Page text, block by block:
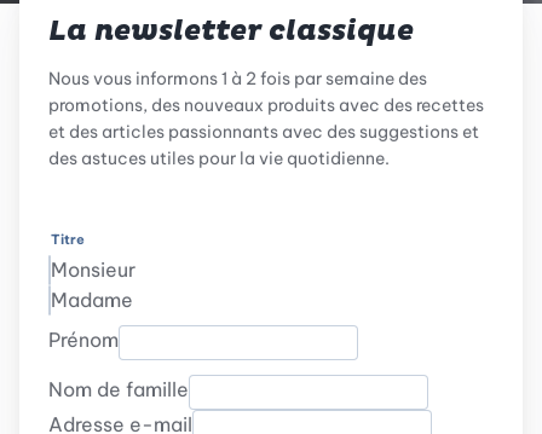
La newsletter classique
Nous vous informons 1 à 2 fois par semaine des
promotions, des nouveaux produits avec des recettes
et des articles passionnants avec des suggestions et
des astuces utiles pour la vie quotidienne.
Titre
Monsieur
Madame
Prénom
Nom de famille
Adresse e-mail